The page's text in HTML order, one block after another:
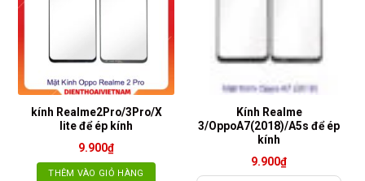
kính Realme2Pro/3Pro/X
lite để ép kính
9.900₫
THÊM VÀO GIỎ HÀNG
Kính Realme
3/OppoA7(2018)/A5s để ép
kính
9.900₫